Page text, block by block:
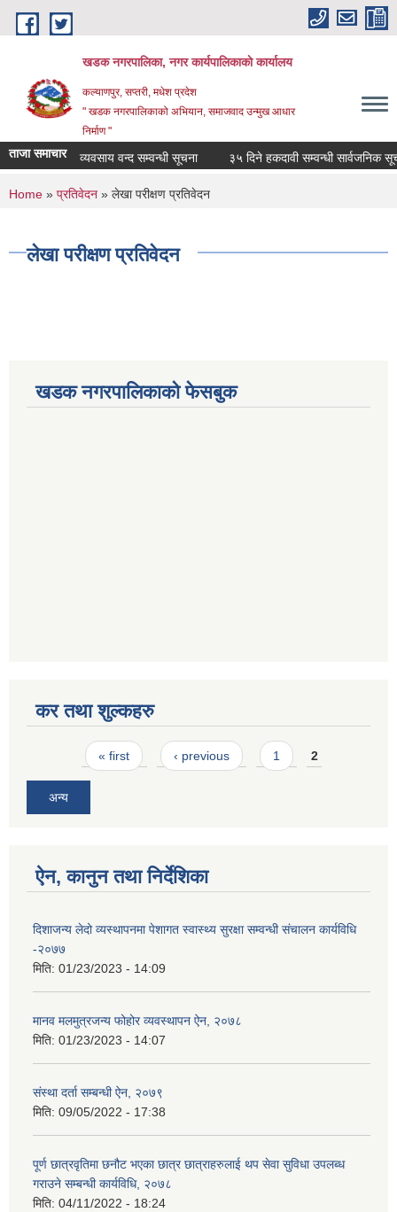
Skip to main content
खडक नगरपालिका, नगर कार्यपालिकाकाे कार्यालय
कल्याणपुर, सप्तरी, मधेश प्रदेश
" खडक नगरपालिकाको अभियान, समाजवाद उन्मुख आधार
निर्माण "
ताजा समाचारव्यवसाय वन्द सम्वन्धी सूचना ३५ दिने हकदावी सम्वन्धी सार्वजनिक सूचना
You are here
Home » प्रतिवेदन » लेखा परीक्षण प्रतिवेदन
लेखा परीक्षण प्रतिवेदन
खडक नगरपालिकाको फेसबुक
कर तथा शुल्कहरु
Pages« first ‹ previous 1 2
अन्य
ऐन, कानुन तथा निर्देशिका
दिशाजन्य लेदो व्यस्थापनमा पेशागत स्वास्थ्य सुरक्षा सम्वन्धी संचालन कार्यविधि
-२०७७
मिति: 01/23/2023 - 14:09
मानव मलमुत्रजन्य फोहोर व्यवस्थापन ऐन, २०७८
मिति: 01/23/2023 - 14:07
संस्था दर्ता सम्बन्धी ऐन, २०७९
मिति: 09/05/2022 - 17:38
पूर्ण छात्रवृतिमा छनौट भएका छात्र छात्राहरुलाई थप सेवा सुविधा उपलब्ध
गराउने सम्बन्धी कार्यविधि, २०७८
मिति: 04/11/2022 - 18:24